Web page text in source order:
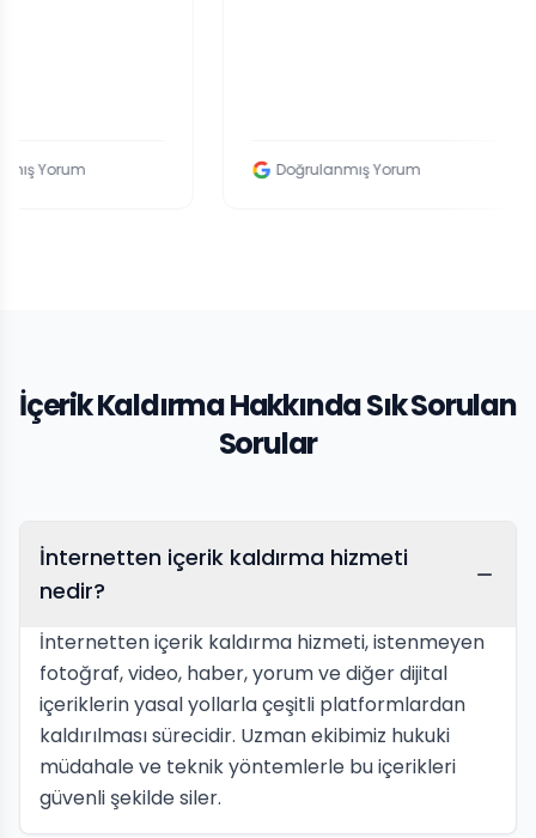
Doğrulanmış Yorum
İçerik Kaldırma Hakkında Sık Sorulan
Sorular
İnternetten içerik kaldırma hizmeti
nedir?
İnternetten içerik kaldırma hizmeti, istenmeyen
fotoğraf, video, haber, yorum ve diğer dijital
içeriklerin yasal yollarla çeşitli platformlardan
kaldırılması sürecidir. Uzman ekibimiz hukuki
müdahale ve teknik yöntemlerle bu içerikleri
güvenli şekilde siler.